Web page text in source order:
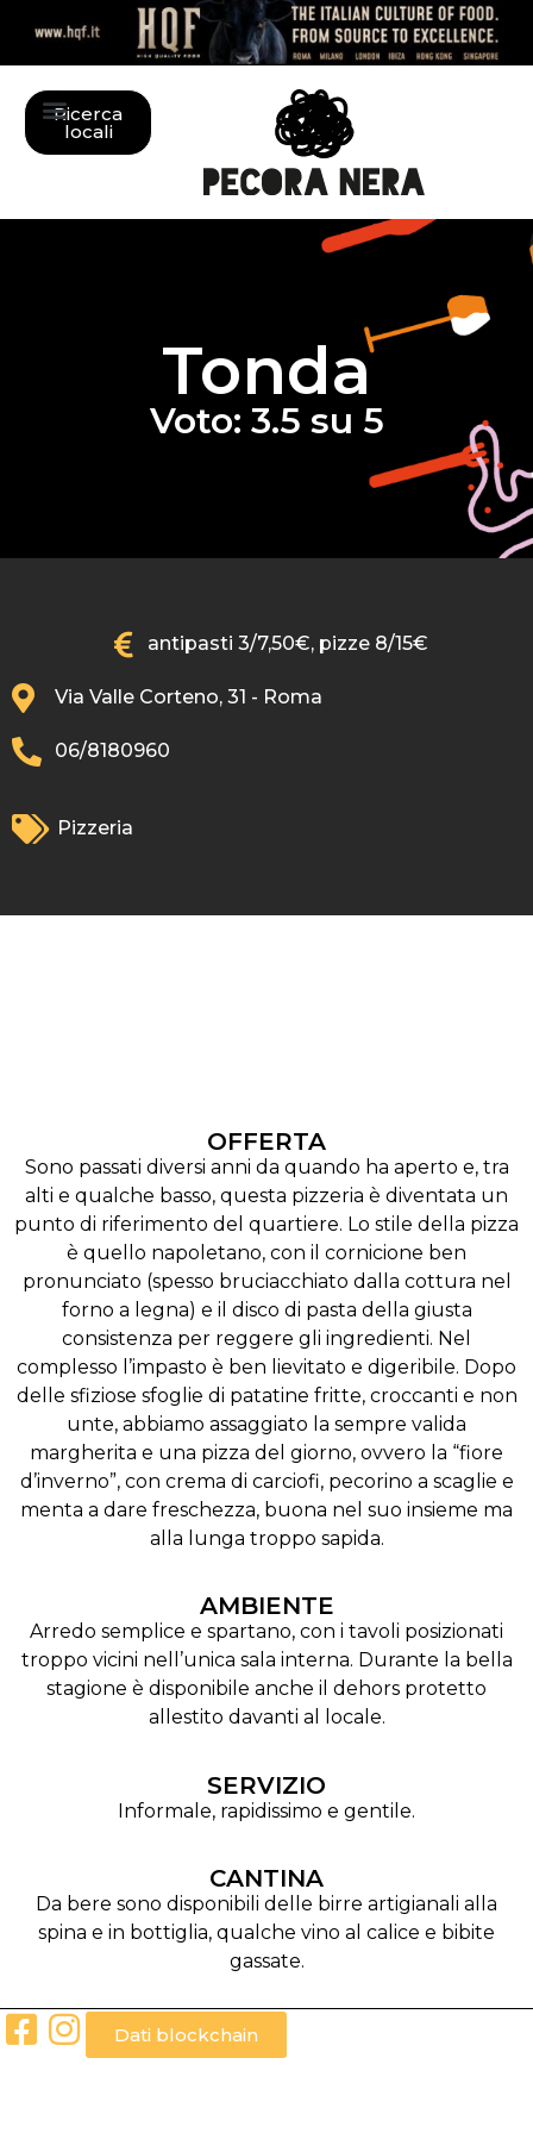
Ricerca
locali
Tonda
Voto: 3.5 su 5
antipasti 3/7,50€, pizze 8/15€
Via Valle Corteno, 31 - Roma
06/8180960
Pizzeria
OFFERTA
Sono passati diversi anni da quando ha aperto e, tra
alti e qualche basso, questa pizzeria è diventata un
punto di riferimento del quartiere. Lo stile della pizza
è quello napoletano, con il cornicione ben
pronunciato (spesso bruciacchiato dalla cottura nel
forno a legna) e il disco di pasta della giusta
consistenza per reggere gli ingredienti. Nel
complesso l’impasto è ben lievitato e digeribile. Dopo
delle sfiziose sfoglie di patatine fritte, croccanti e non
unte, abbiamo assaggiato la sempre valida
margherita e una pizza del giorno, ovvero la “fiore
d’inverno”, con crema di carciofi, pecorino a scaglie e
menta a dare freschezza, buona nel suo insieme ma
alla lunga troppo sapida.
AMBIENTE
Arredo semplice e spartano, con i tavoli posizionati
troppo vicini nell’unica sala interna. Durante la bella
stagione è disponibile anche il dehors protetto
allestito davanti al locale.
SERVIZIO
Informale, rapidissimo e gentile.
CANTINA
Da bere sono disponibili delle birre artigianali alla
spina e in bottiglia, qualche vino al calice e bibite
gassate.
Dati blockchain